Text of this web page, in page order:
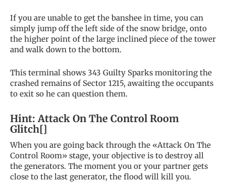
If you are unable to get the banshee in time, you can
simply jump off the left side of the snow bridge, onto
the higher point of the large inclined piece of the tower
and walk down to the bottom.
This terminal shows 343 Guilty Sparks monitoring the
crashed remains of Sector 1215, awaiting the occupants
to exit so he can question them.
Hint: Attack On The Control Room
Glitch[]
When you are going back through the «Attack On The
Control Room» stage, your objective is to destroy all
the generators. The moment you or your partner gets
close to the last generator, the flood will kill you.